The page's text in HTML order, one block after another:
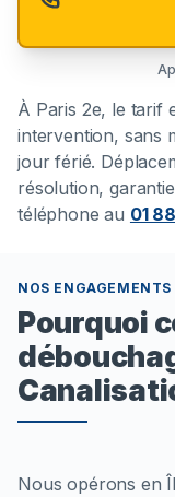
À Paris 2e, le tarif
intervention, sans
jour férié.
résolution,
téléphone au 01
NOS ENGAGEMENTS
Pourquoi
Nous opérons en